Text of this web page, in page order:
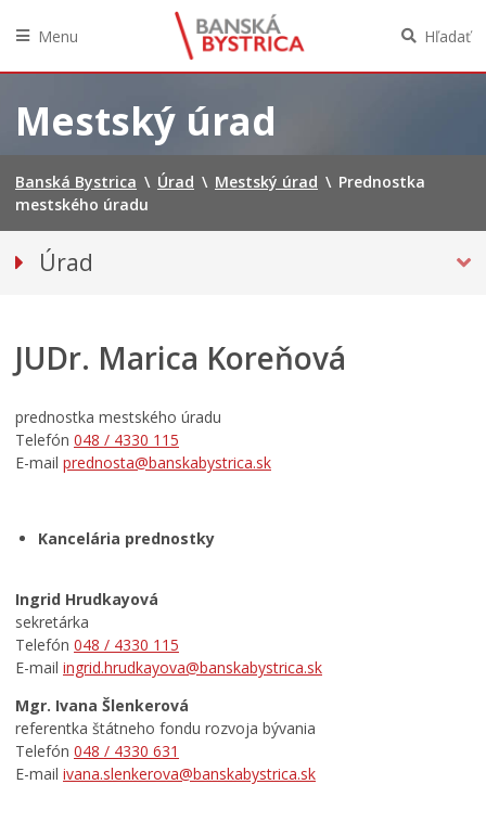
obsah
Menu Hľadať
Mestský úrad
Banská Bystrica \ Úrad \ Mestský úrad \ Prednostka
mestského úradu
Úrad
Oznamy
Tlačivá a agendy
Elektronické služby mesta
Projekty
Oznamovanie podozrení z podvodov
Povinne zverejňované informácie
Zamestnanie v samospráve
Ochrana osobných údajov
mestského
úradu
JUDr. Marica Koreňová
prednostka mestského úradu
Telefón 048 / 4330 115
E-mail prednosta@banskabystrica.sk
Kancelária prednostky
Ingrid Hrudkayová
sekretárka
Telefón 048 / 4330 115
E-mail ingrid.hrudkayova@banskabystrica.sk
Mgr. Ivana Šlenkerová
referentka štátneho fondu rozvoja bývania
Telefón 048 / 4330 631
E-mail ivana.slenkerova@banskabystrica.sk